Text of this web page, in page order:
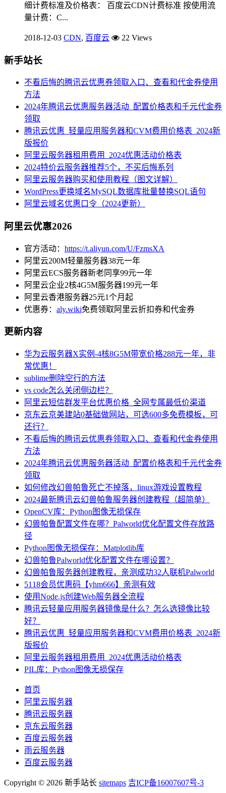
细计费标准及价格表： 百度云CDN计费标准 按使用流
量计费：C...
2018-12-03 CDN, 百度云 22 Views
新手站长
不看后悔的腾讯云优惠券领取入口、查看和代金券使用
方法
2024年腾讯云优惠服务器活动_配置价格表和千元代金券
领取
腾讯云优惠_轻量应用服务器和CVM费用价格表_2024新
版报价
阿里云服务器租用费用_2024优惠活动价格表
2024特价云服务器推荐5个，不买后悔系列
阿里云服务器购买和使用教程（图文详解）
WordPress更换域名MySQL数据库批量替换SQL语句
阿里云域名优惠口令（2024更新）
阿里云优惠2026
官方活动： https://t.aliyun.com/U/FzmsXA
阿里云200M轻量服务器38元一年
阿里云ECS服务器新老同享99元一年
阿里云企业2核4G5M服务器199元一年
阿里云香港服务器25元1个月起
优惠券： aly.wiki免费领取阿里云折扣券和代金券
更新内容
华为云服务器X实例-4核8G5M带宽价格288元一年，非
常优惠！
sublime删除空行的方法
vs code怎么关闭侧边栏？
阿里云短信群发平台优惠价格_全网专属最低价渠道
京东云京美建站0基础做网站，可选600多免费模板，可
还行？
不看后悔的腾讯云优惠券领取入口、查看和代金券使用
方法
2024年腾讯云优惠服务器活动_配置价格表和千元代金券
领取
如何修改幻兽帕鲁死亡不掉落，linux游戏设置教程
2024最新腾讯云幻兽帕鲁服务器创建教程（超简单）
OpenCV库：Python图像无损保存
幻兽帕鲁配置文件在哪？Palworld优化配置文件存放路
径
Python图像无损保存：Matplotlib库
幻兽帕鲁Palworld优化配置文件在哪设置？
幻兽帕鲁服务器创建教程，亲测成功32人联机Palworld
5118会员优惠码【yhm666】亲测有效
使用Node.js创建Web服务器全流程
腾讯云轻量应用服务器镜像是什么？怎么选镜像比较
好？
腾讯云优惠_轻量应用服务器和CVM费用价格表_2024新
版报价
阿里云服务器租用费用_2024优惠活动价格表
PIL库：Python图像无损保存
首页
阿里云服务器
腾讯云服务器
京东云服务器
百度云服务器
雨云服务器
百度云服务器
Copyright © 2026 新手站长 sitemaps 吉ICP备16007607号-3